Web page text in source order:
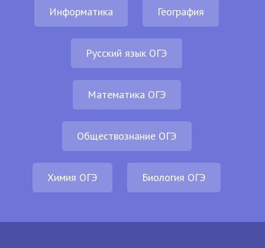
Информатика География
Русский язык ОГЭ
Математика ОГЭ
Обществознание ОГЭ
Химия ОГЭ Биология ОГЭ